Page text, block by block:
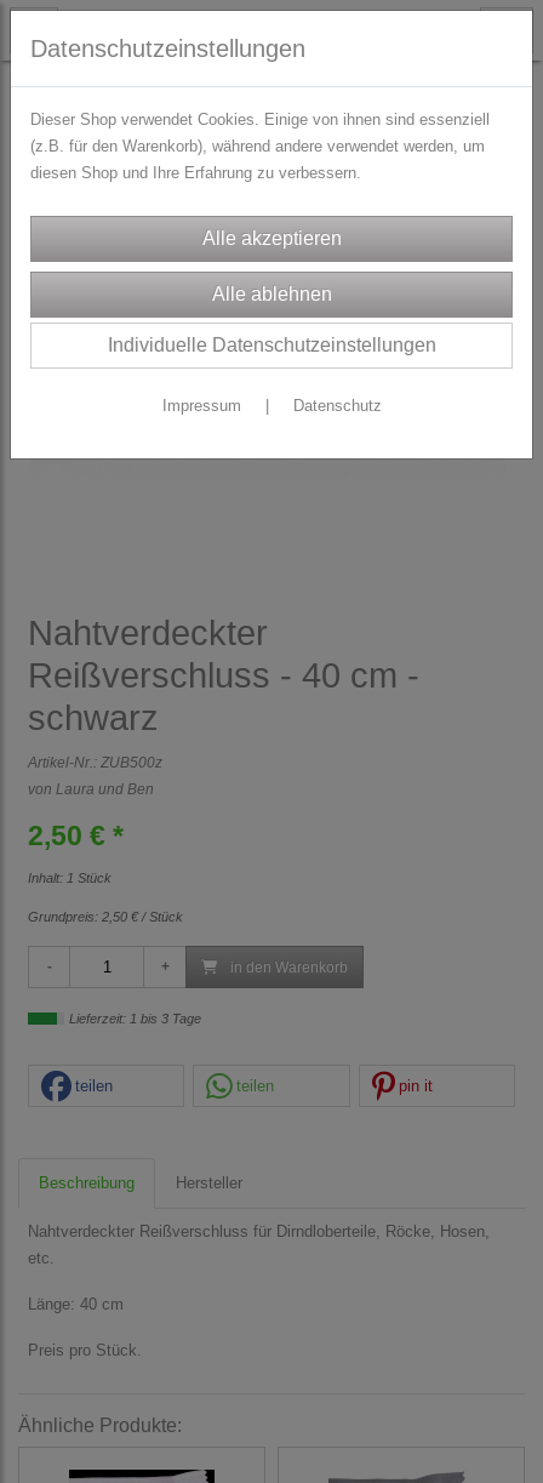
TRACHTENZUBEHÖR Reißverschlüsse
Nahtverdeckter
Reißverschluss - 40 cm -
schwarz
Artikel-Nr.: ZUB500z
von Laura und Ben
2,50 € *
Inhalt: 1 Stück
Grundpreis: 2,50 € / Stück
in den Warenkorb
Lieferzeit: 1 bis 3 Tage
teilen teilen pin it
Beschreibung Hersteller
Nahtverdeckter Reißverschluss für Dirndloberteile, Röcke, Hosen,
etc.
Länge: 40 cm
Preis pro Stück.
Ähnliche Produkte:
Datenschutzeinstellungen
Dieser Shop verwendet Cookies. Einige von ihnen sind essenziell
(z.B. für den Warenkorb), während andere verwendet werden, um
diesen Shop und Ihre Erfahrung zu verbessern.
Individuelle Datenschutzeinstellungen
Impressum Datenschutz